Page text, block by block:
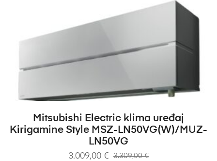
DODAJ U KOŠARICU
Mitsubishi Electric klima uređaj
Kirigamine Style MSZ-LN50VG(W)/MUZ-
LN50VG
3.309,00€
3.009,00 €